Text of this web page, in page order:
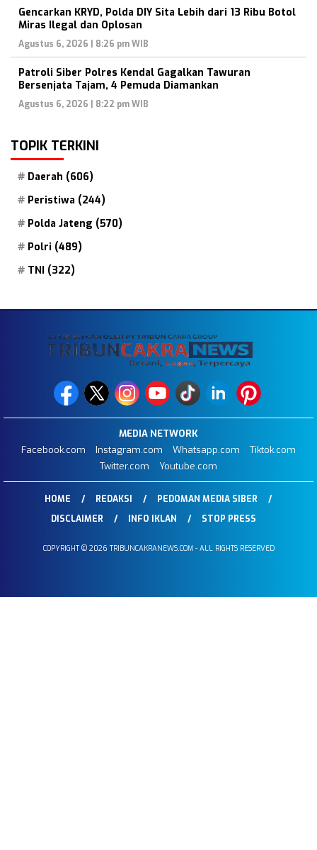
Gencarkan KRYD, Polda DIY Sita Lebih dari 13 Ribu Botol
Miras Ilegal dan Oplosan
Agustus 6, 2026 | 8:26 pm WIB
Patroli Siber Polres Kendal Gagalkan Tawuran
Bersenjata Tajam, 4 Pemuda Diamankan
Agustus 6, 2026 | 8:22 pm WIB
TOPIK TERKINI
Daerah (606)
Peristiwa (244)
Polda Jateng (570)
Polri (489)
TNI (322)
MEDIA NETWORK
Facebook.com
Instagram.com Whatsapp.com
Tiktok.com
Twitter.com
Youtube.com
HOME REDAKSI
PEDOMAN MEDIA SIBER
DISCLAIMER
INFO IKLAN STOP PRESS
COPYRIGHT © 2026 TRIBUNCAKRANEWS.COM - ALL RIGHTS RESERVED